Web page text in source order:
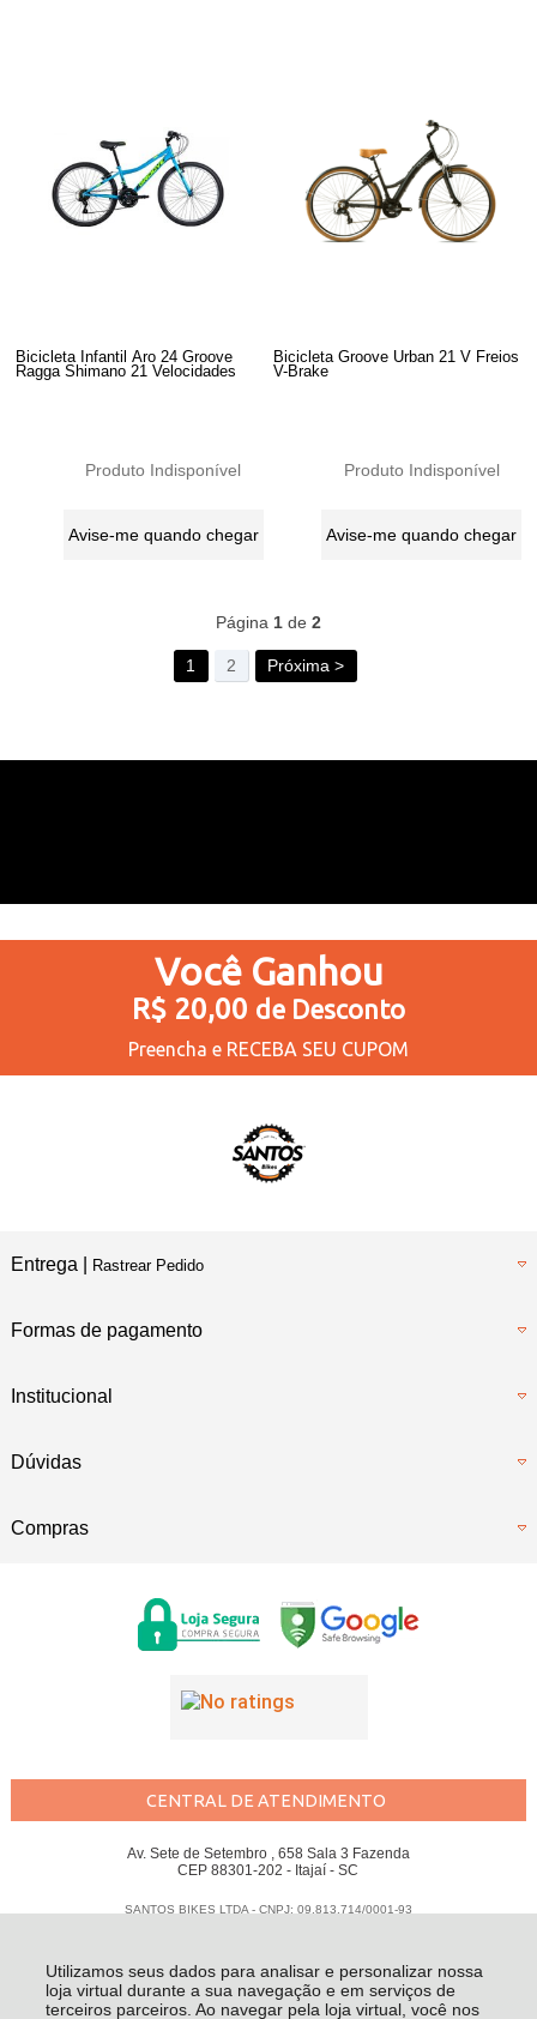
Utilizamos seus dados para analisar e personalizar nossa
loja virtual durante a sua navegação e em serviços de
terceiros parceiros. Ao navegar pela loja virtual, você nos
Bicicleta Infantil Aro 24 Groove
Ragga Shimano 21 Velocidades
Produto Indisponível
Avise-me quando chegar
Bicicleta Groove Urban 21 V Freios
V-Brake
Produto Indisponível
Avise-me quando chegar
Página 1de 2
1 2 Próxima >
Você Ganhou
R$ 20,00 de Desconto
Preencha e RECEBA SEU CUPOM
Entrega | Rastrear Pedido
Formas de pagamento
Institucional
Dúvidas
Compras
CENTRAL DE ATENDIMENTO
Av. Sete de Setembro , 658 Sala 3 Fazenda
CEP 88301-202 - Itajaí - SC
SANTOS BIKES LTDA - CNPJ: 09.813.714/0001-93